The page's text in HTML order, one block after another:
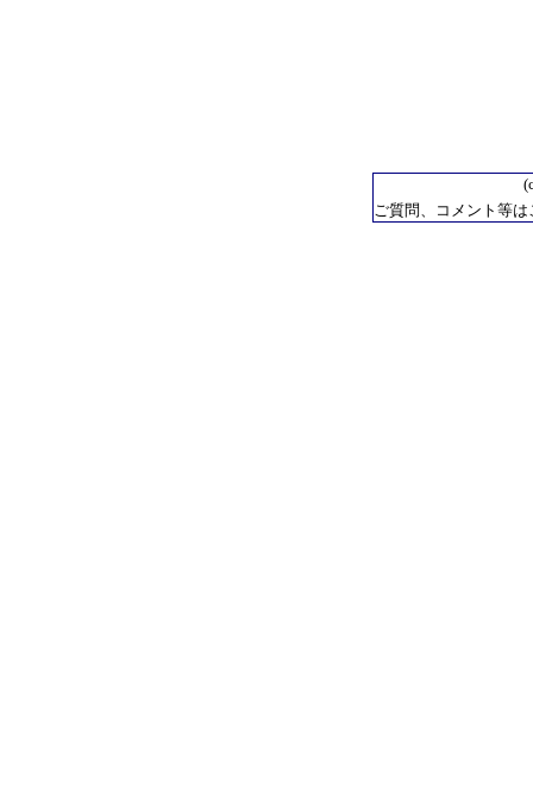
ご質問、コメント等